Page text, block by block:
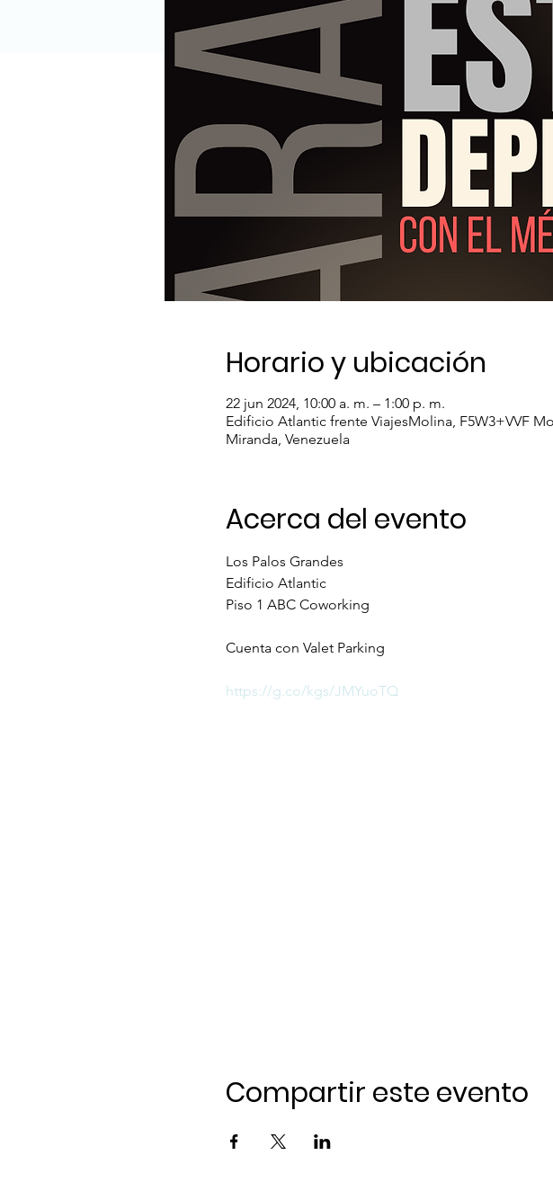
Horario y ubicación
22 jun 2024, 10:00 a. m. – 1:00 p. m.
Edificio Atlantic frente ViajesMolina, F5W3+VVF
Miranda, Venezuela
Acerca del evento
Los Palos Grandes
Edificio Atlantic
Piso 1 ABC Coworking
Cuenta con Valet Parking
https://g.co/kgs/JMYuoTQ
Compartir este evento